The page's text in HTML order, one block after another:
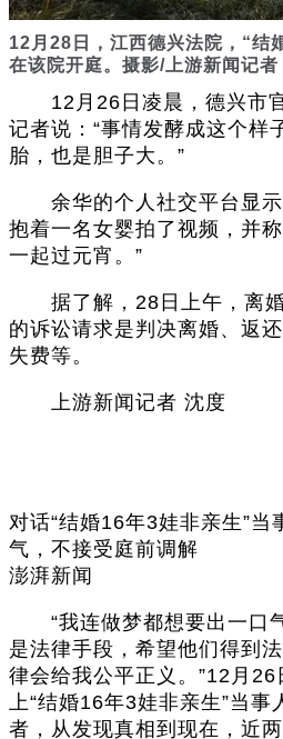
12月28日，江西德兴法院，“结
在该院开庭。摄影/上游新闻记者
12月26日凌晨，德兴市官
记者说：“事情发酵成这个样
胎，也是胆子大。”
余华的个人社交平台显示
抱着一名女婴拍了视频，并
一起过元宵。”
据了解，28日上午，离婚
的诉讼请求是判决离婚、返
失费等。
上游新闻记者 沈度
对话“结婚16年3娃非亲生”当
气，不接受庭前调解
澎湃新闻
“我连做梦都想要出一口
是法律手段，希望他们得到
律会给我公平正义。”12月
上“结婚16年3娃非亲生”当事
者，从发现真相到现在，近